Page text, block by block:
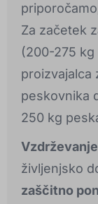
Za začetek
(200-275
proizvajalca
peskovnika
250 kg
življenjsko
zaščitno